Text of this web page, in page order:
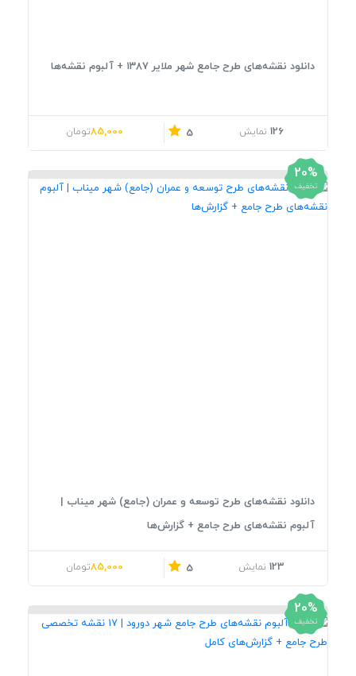
دانلود نقشه‌های طرح جامع شهر ملایر ۱۳۸۷ + آلبوم نقشه‌ها
126 نمایش 5 قیمت اصلی: 106,000تومان بود.
85,000تومان
20%
تخفیف
دانلود نقشه‌های طرح توسعه و عمران (جامع) شهر میناب |
آلبوم نقشه‌های طرح جامع + گزارش‌ها
123 نمایش 5 قیمت اصلی: 106,000تومان بود.
85,000تومان
20%
تخفیف